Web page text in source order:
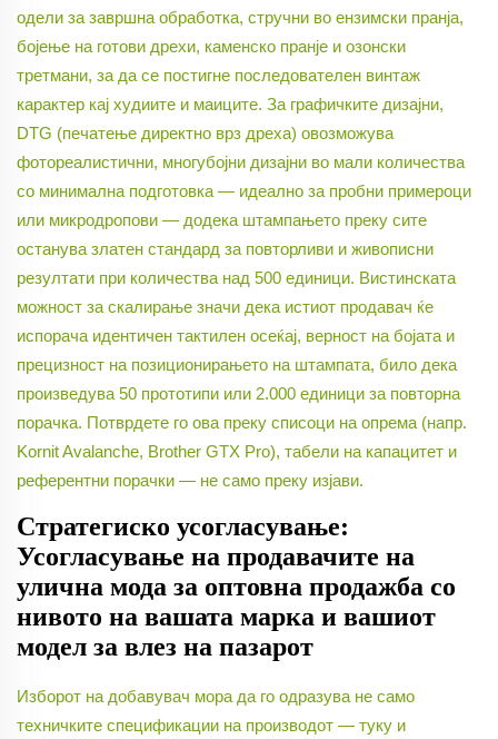
одели за завршна обработка, стручни во ензимски пранја,
бојење на готови дрехи, каменско пранје и озонски
третмани, за да се постигне последователен винтаж
карактер кај худиите и маиците. За графичките дизајни,
DTG (печатење директно врз дреха) овозможува
фотореалистични, многубојни дизајни во мали количества
со минимална подготовка — идеално за пробни примероци
или микродропови — додека штампањето преку сите
останува златен стандард за повторливи и живописни
резултати при количества над 500 единици. Вистинската
можност за скалирање значи дека истиот продавач ќе
испорача идентичен тактилен осеќај, верност на бојата и
прецизност на позиционирањето на штампата, било дека
произведува 50 прототипи или 2.000 единици за повторна
порачка. Потврдете го ова преку списоци на опрема (напр.
Kornit Avalanche, Brother GTX Pro), табели на капацитет и
референтни порачки — не само преку изјави.
Стратегиско усогласување:
Усогласување на продавачите на
улична мода за оптовна продажба со
нивото на вашата марка и вашиот
модел за влез на пазарот
Изборот на добавувач мора да го одразува не само
техничките спецификации на производот — туку и